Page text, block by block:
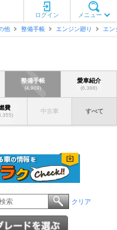
メニュー
ログイン
他 整備手帳 エンジン廻り エン
整備手帳
(4,909)
愛車紹介
(6,388)
費 中古車 すべて
クリア